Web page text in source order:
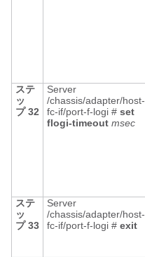
ステ
ッ
プ 32
Server
/chassis/adapter/host-
fc-if/port-f-logi # set
flogi-timeout msec
ステ
ッ
プ 33
Server
/chassis/adapter/host-
fc-if/port-f-logi # exit